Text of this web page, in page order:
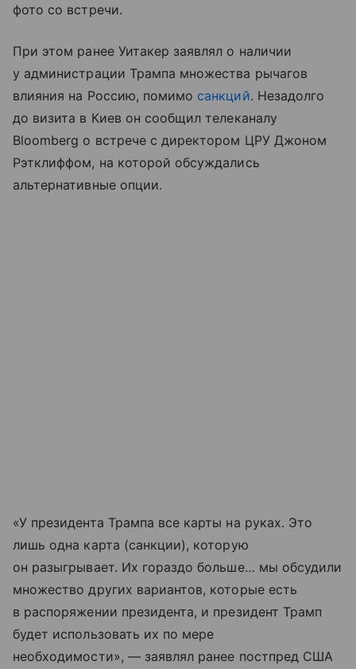
фото со встречи.
При этом ранее Уитакер заявлял о наличии
у администрации Трампа множества рычагов
влияния на Россию, помимо санкций. Незадолго
до визита в Киев он сообщил телеканалу
Bloomberg о встрече с директором ЦРУ Джоном
Рэтклиффом, на которой обсуждались
альтернативные опции.
«У президента Трампа все карты на руках. Это
лишь одна карта (санкции), которую
он разыгрывает. Их гораздо больше… мы обсудили
множество других вариантов, которые есть
в распоряжении президента, и президент Трамп
будет использовать их по мере
необходимости», — заявлял ранее постпред США